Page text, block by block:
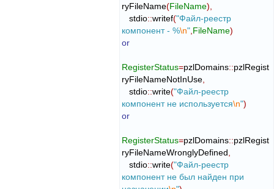
ryFileName(FileName)
   stdio
::writef("Файл-реестр
компонент - %\n" FileName)
or
RegisterStatus=pzlDomains::pzlRegist
ryFileNameNotInUse
   stdio
::write("Файл-реестр
компонент не используется\n")
or
RegisterStatus=pzlDomains::pzlRegist
ryFileNameWronglyDefined
   stdio
::write("Файл-реестр
компонент не был найден при